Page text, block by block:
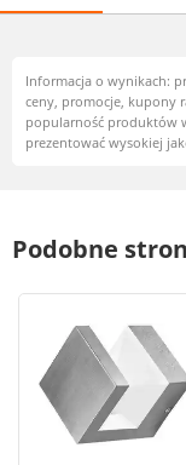
Informacja o wynikach:
ceny, promocje, kupony
popularność produktów
prezentować wysokiej
Podobne